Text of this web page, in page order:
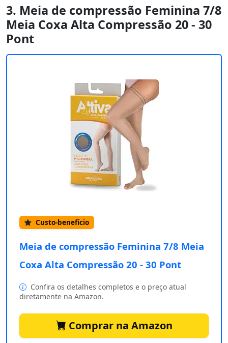
3. Meia de compressão Feminina 7/8
Meia Coxa Alta Compressão 20 - 30
Pont
Custo-benefício
Meia de compressão Feminina 7/8 Meia
Coxa Alta Compressão 20 - 30 Pont
Confira os detalhes completos e o preço atual
diretamente na Amazon.
Comprar na Amazon